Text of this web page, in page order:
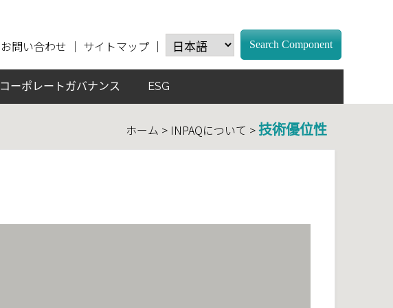
お問い合わせ ｜ サイトマップ ｜ Search Component
コーポレートガバナンス ESG
ホーム > INPAQについて >技術優位性